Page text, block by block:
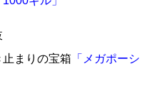
まりの宝箱 「メガポーシ